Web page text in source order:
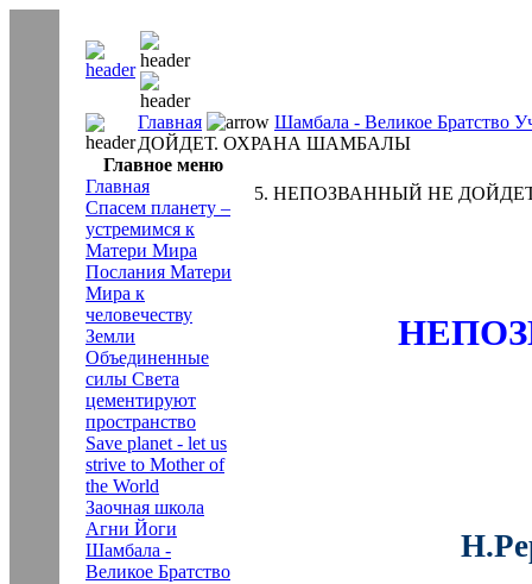
Главная
Шамбала - Великое Братство
ДОЙДЕТ. ОХРАНА ШАМБАЛЫ
Главное меню
Главная
Спасем планету –
устремимся к
Матери Мира
Послания Матери
Мира к
человечеству
Земли
Объединенные
силы Света
цементируют
пространство
Save planet - let us
strive to Mother of
the World
Заочная школа
Агни Йоги
Шамбала -
Великое Братство
5. НЕПОЗВАННЫЙ НЕ